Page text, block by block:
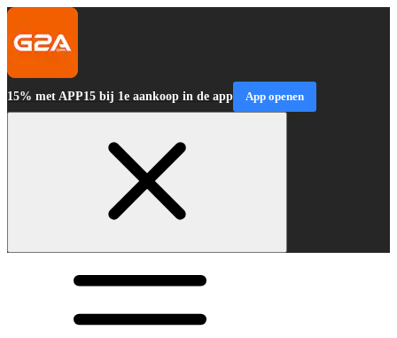
15% met APP15 bij 1e aankoop in de app App openen